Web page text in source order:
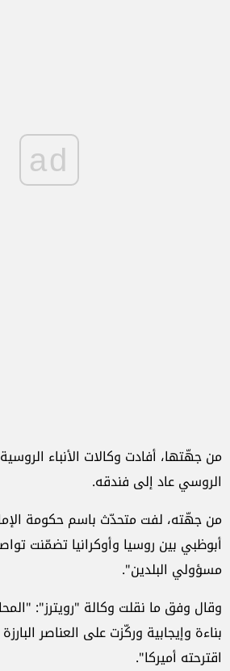
ad
من جهّتها، أفادت وكالات الأنباء
الروسي عاد إلى فندقه.
من جهّته، لفت متحدّث باسم حكومة
أبوظبي بين روسيا وأوكرانيا تضمّنت
مسؤولي البلدين".
وقال وفق ما نقلت وكالة "رويترز":
بناءة وإيجابية وركّزت على العناصر
اقترحته أميركا".